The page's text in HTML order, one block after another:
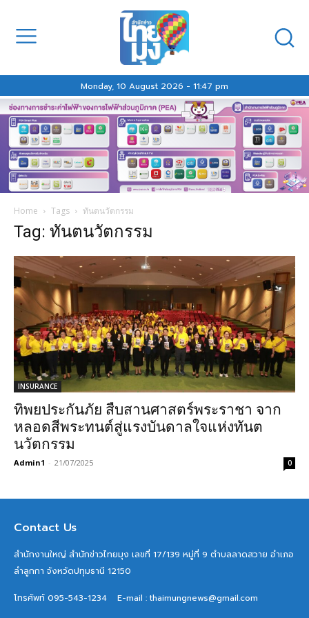
Monday, 10 August 2026 - 11:47 pm
Home Tags ทันตนวัตกรรม
Tag: ทันตนวัตกรรม
INSURANCE
ทิพยประกันภัย สืบสานศาสตร์พระราชา จาก
หลอดสีพระทนต์สู่แรงบันดาลใจแห่งทันต
นวัตกรรม
Admin1 - 21/07/2025 0
Contact Us
สำนักงานใหญ่ สำนักข่าวไทยมุง เลขที่ 17/139 หมู่ที่ 9 ตำบลลาดสวาย อำเภอ
ลำลูกกา จังหวัดปทุมธานี 12150
โทรศัพท์ 095-543-1234 E-mail : thaimungnews@gmail.com